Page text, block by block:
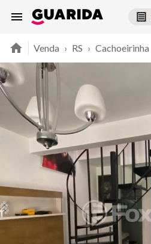
Venda › RS › Cachoeirinha